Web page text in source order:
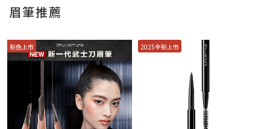
眉筆推薦
新色上市 2025全新上市